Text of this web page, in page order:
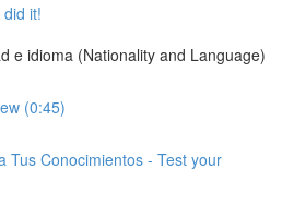
did it!
e idioma (Nationality and Language)
(0:45)
Tus Conocimientos - Test your